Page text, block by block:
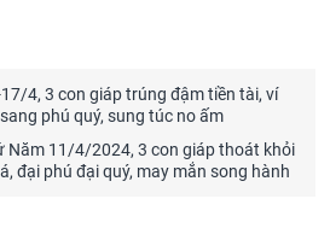
4, 3 con giáp trúng đậm tiền tài, ví
phú quý, sung túc no ấm
Năm 11/4/2024, 3 con giáp thoát khỏi
đại phú đại quý, may mắn song hành